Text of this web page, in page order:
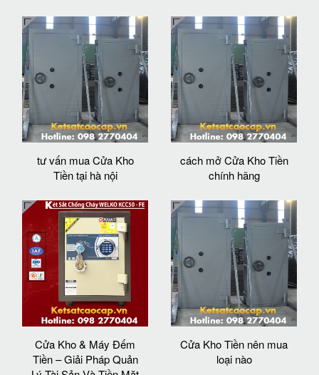
tư vấn mua Cửa Kho
Tiền tại hà nội
cách mở Cửa Kho Tiền
chính hãng
Cửa Kho & Máy Đếm
Tiền – Giải Pháp Quản
Cửa Kho Tiền nên mua
loại nào